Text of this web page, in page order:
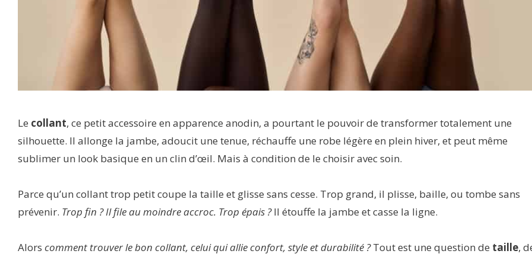
Le collant, ce petit accessoire en apparence anodin, a pourtant le pouvoir de transformer totalement une
silhouette. Il allonge la jambe, adoucit une tenue, réchauffe une robe légère en plein hiver, et peut même
sublimer un look basique en un clin d’œil. Mais à condition de le choisir avec soin.
Parce qu’un collant trop petit coupe la taille et glisse sans cesse. Trop grand, il plisse, baille, ou tombe sans
prévenir. Trop fin ? Il file au moindre accroc. Trop épais ?Il étouffe la jambe et casse la ligne.
Alors comment trouver le bon collant, celui qui allie confort, style et durabilité ?Tout est une question de taille,